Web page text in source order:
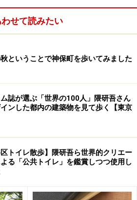
わせて読みたい
ということで神保町を歩いてみました
誌が選ぶ「世界の100人」隈研吾さん
ンした都内の建築物を見て歩く【東京
区トイレ散歩】隈研吾ら世界的クリエー
る「公共トイレ」を鑑賞しつつ使用し